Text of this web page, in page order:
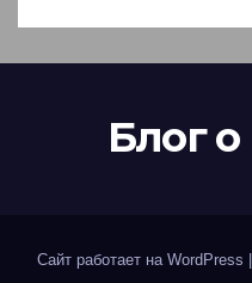
Блог
Сайт работает на WordPress |